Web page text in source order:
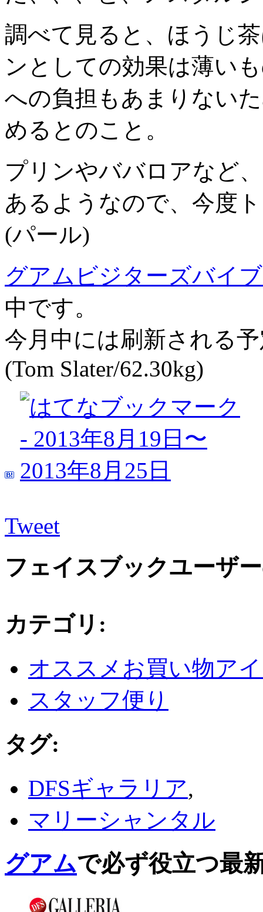
調べて見ると、ほうじ
ンとしての効果は薄い
への負担もあまりない
めるとのこと。
プリンやババロアなど
あるようなので、今度
(パール)
グアムビジターズバイ
中です。
今月中には刷新される
(Tom Slater/62.30kg)
Tweet
フェイスブックユーザ
カテゴリ :
オススメお買い物ア
スタッフ便り
タグ:
DFSギャラリア,
マリーシャンタル
グアムで必ず役立つ最